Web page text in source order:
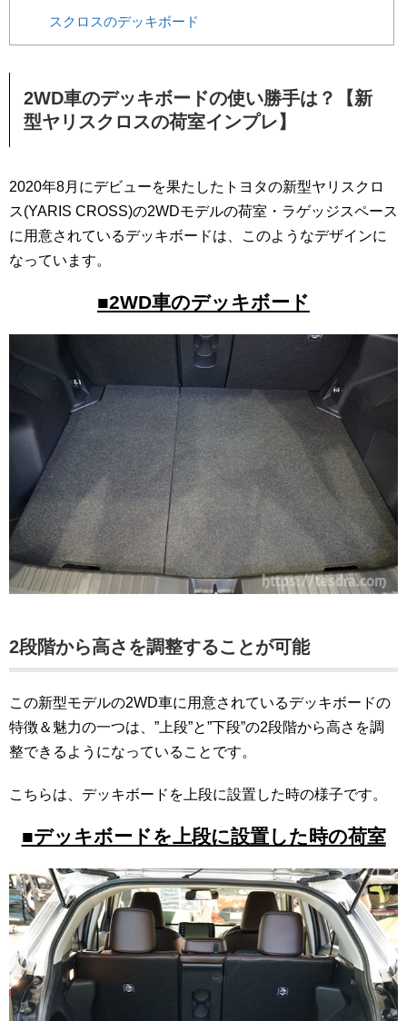
スクロスのデッキボード
2WD車のデッキボードの使い勝手は？【新
型ヤリスクロスの荷室インプレ】
2020年8月にデビューを果たしたトヨタの新型ヤリスクロ
ス(YARIS CROSS)の2WDモデルの荷室・ラゲッジスペース
に用意されているデッキボードは、このようなデザインに
なっています。
■2WD車のデッキボード
2段階から高さを調整することが可能
この新型モデルの2WD車に用意されているデッキボードの
特徴＆魅力の一つは、”上段”と”下段”の2段階から高さを調
整できるようになっていることです。
こちらは、デッキボードを上段に設置した時の様子です。
■デッキボードを上段に設置した時の荷室